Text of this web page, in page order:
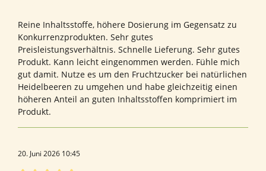
Reine Inhaltsstoffe, höhere Dosierung im Gegensatz zu
Konkurrenzprodukten. Sehr gutes
Preisleistungsverhältnis. Schnelle Lieferung. Sehr gutes
Produkt. Kann leicht eingenommen werden. Fühle mich
gut damit. Nutze es um den Fruchtzucker bei natürlichen
Heidelbeeren zu umgehen und habe gleichzeitig einen
höheren Anteil an guten Inhaltsstoffen komprimiert im
Produkt.
20. Juni 2026 10:45